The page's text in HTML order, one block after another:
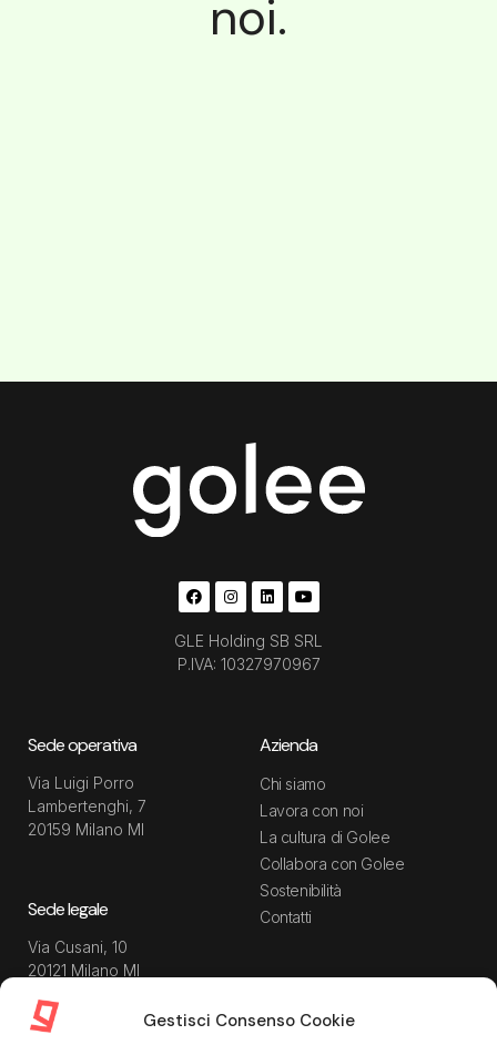
Gestisci Consenso Cookie
noi.
GLE Holding SB SRL
P.IVA: 10327970967
Sede operativa
Via Luigi Porro
Lambertenghi, 7
20159 Milano MI
Sede legale
Via Cusani, 10
20121 Milano MI
Azienda
Chi siamo
Lavora con noi
La cultura di Golee
Collabora con Golee
Sostenibilità
Contatti